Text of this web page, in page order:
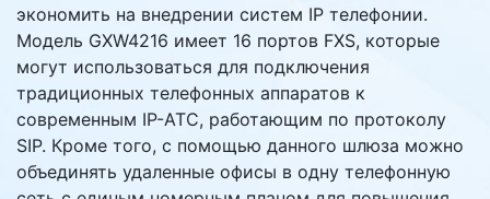
экономить на внедрении систем IP телефонии.
Модель GXW4216 имеет 16 портов FXS, которые
могут использоваться для подключения
традиционных телефонных аппаратов к
современным IP-АТС, работающим по протоколу
SIP. Кроме того, с помощью данного шлюза можно
объединять удаленные офисы в одну телефонную